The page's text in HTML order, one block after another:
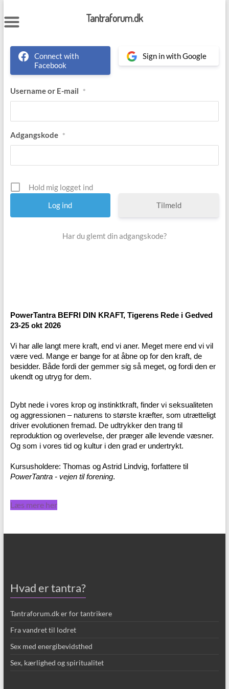
to
content
Connect with
Facebook
Sign in with Google
Username or E-mail *
Adgangskode *
Hold mig logget ind
Tilmeld
Har du glemt din adgangskode?
PowerTantra BEFRI DIN KRAFT, Tigerens Rede i Gedved
23-25 okt 2026
Vi har alle langt mere kraft, end vi aner. Meget mere end vi vil
være ved. Mange er bange for at åbne op for den kraft, de
besidder. Både fordi der gemmer sig så meget, og fordi den er
ukendt og utryg for dem.
Dybt nede i vores krop og instinktkraft, finder vi seksualiteten
og aggressionen – naturens to største kræfter, som utrætteligt
driver evolutionen fremad. De udtrykker den trang til
reproduktion og overlevelse, der præger alle levende væsner.
Og som i vores tid og kultur i den grad er undertrykt.
Kursusholdere: Thomas og Astrid Lindvig, forfattere til
PowerTantra - vejen til forening.
Læs mere her
Hvad er tantra?
Tantraforum.dk er for tantrikere
Fra vandret til lodret
Sex med energibevidsthed
Sex, kærlighed og spiritualitet
Tantraforum.dk